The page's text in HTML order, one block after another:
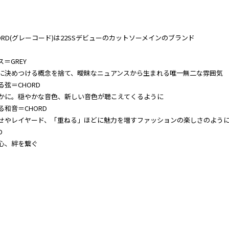
グレーコード)は22SSデビューのカットソーメインのブランド
＝GREY
決めつける概念を捨て、曖昧なニュアンスから生まれる唯一無二な雰囲気
弦＝CHORD
に。穏やかな音色、新しい音色が聴こえてくるように
和音＝CHORD
やレイヤード、「重ねる」ほどに魅力を増すファッションの楽しさのよう
、絆を繋ぐ